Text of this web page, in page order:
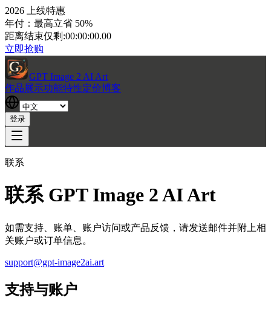
2026 上线特惠
年付：最高立省 50%
距离结束仅剩:00:00:00.00
立即抢购
GPT Image 2 AI Art
作品展示功能特性定价博客
登录
联系
联系 GPT Image 2 AI Art
如需支持、账单、账户访问或产品反馈，请发送邮件并附上相
关账户或订单信息。
support@gpt-image2ai.art
支持与账户